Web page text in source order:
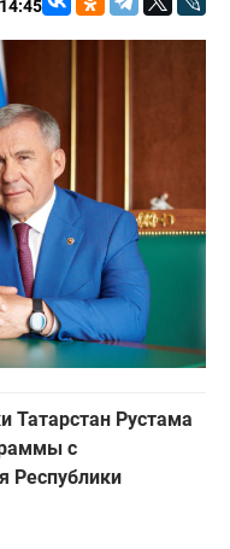
Татарстан Рустама
с
Республики